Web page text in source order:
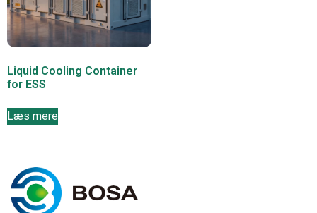
Liquid Cooling Container
for ESS
Læs mere